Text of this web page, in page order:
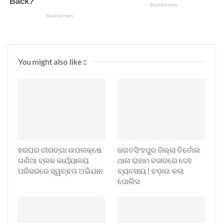
You might also like
ହରଘର ତୀରଙ୍ଗା ଉପଲକ୍ଷେ
ଗଣିଆ ବ୍ଲକ କାର୍ଯ୍ୟାଳୟ
ପରିସରରେ ସ୍ୱଚ୍ଛତା ଅଭିଯାନ
ଜଗତସିଂହପୁର ଜିଲ୍ଲା ତିର୍ତୋଲ
ଥାନା ରାହାମ ବଜାରରେ ଦେହ
ବ୍ୟବସାୟ ! ଚଡ଼ାଉ କଲା
ପୋଲିସ